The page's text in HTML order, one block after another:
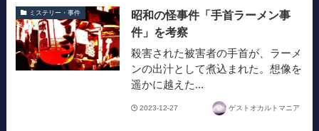
ミステリー・事件
昭和の怪事件「手首ラーメン事
件」を考察
殺害された被害者の手首が、ラーメ
ンの出汁として煮込まれた。想像を
遥かに越えた...
2023-12-27 ゲストオカルトマニア